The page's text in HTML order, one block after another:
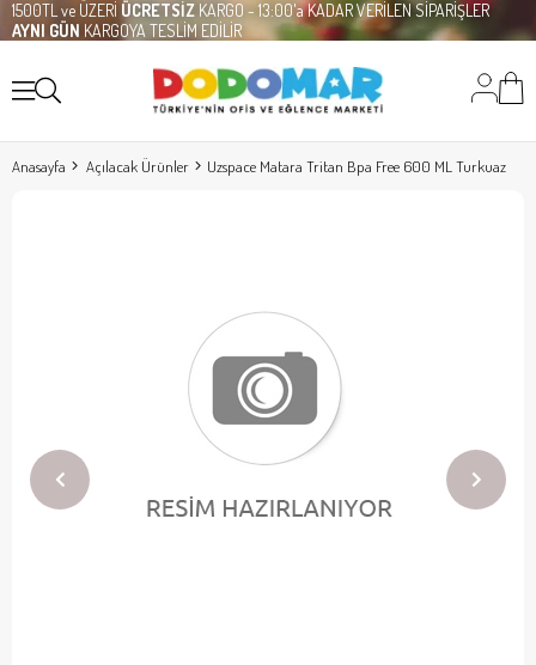
1500TL ve ÜZERİ ÜCRETSİZ KARGO - 13:00'a KADAR VERİLEN SİPARİŞLER
AYNI GÜN KARGOYA TESLİM EDİLİR
Anasayfa Açılacak Ürünler Uzspace Matara Tritan Bpa Free 600 ML Turkuaz